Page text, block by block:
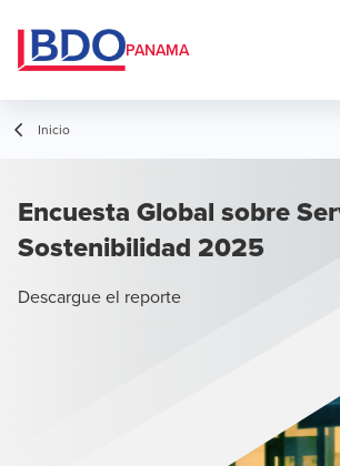
PANAMA
Inicio
Encuesta Global sobre
Sostenibilidad 2025
Descargue el reporte